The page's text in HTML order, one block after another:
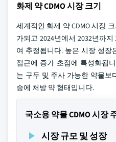
화제 약 CDMO 시장 크기
세계적인 화제 약 CDMO 시장
가되고 2024년에서 2032년까지
여 추정됩니다. 높은 시장 성장
접근에 증가 초점에 특성화됩
는 구두 및 주사 가능한 약물보
승에 처방 약 형태입니다.
국소용 약물 CDMO 시장
시장 규모 및 성장